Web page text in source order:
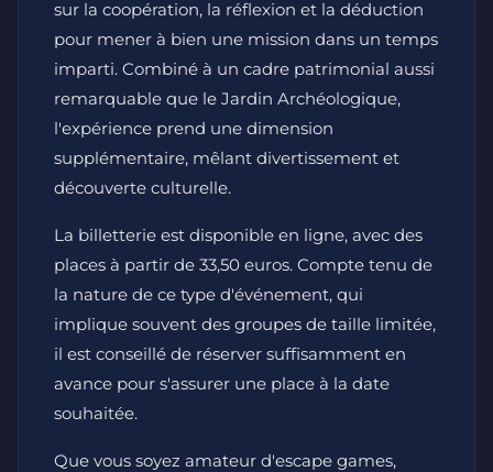
sur la coopération, la réflexion et la déduction
pour mener à bien une mission dans un temps
imparti. Combiné à un cadre patrimonial aussi
remarquable que le Jardin Archéologique,
l'expérience prend une dimension
supplémentaire, mêlant divertissement et
découverte culturelle.
La billetterie est disponible en ligne, avec des
places à partir de 33,50 euros. Compte tenu de
la nature de ce type d'événement, qui
implique souvent des groupes de taille limitée,
il est conseillé de réserver suffisamment en
avance pour s'assurer une place à la date
souhaitée.
Que vous soyez amateur d'escape games,